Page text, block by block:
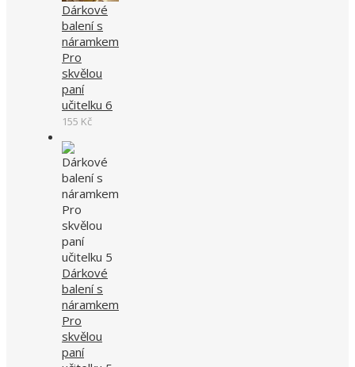
Dárkové
balení s
náramkem
Pro
skvělou
paní
učitelku 6
155 Kč
Dárkové
balení s
náramkem
Pro
skvělou
paní